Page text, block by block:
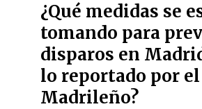
¿Qué medidas se
tomando para
disparos en
lo reportado por
Madrileño?